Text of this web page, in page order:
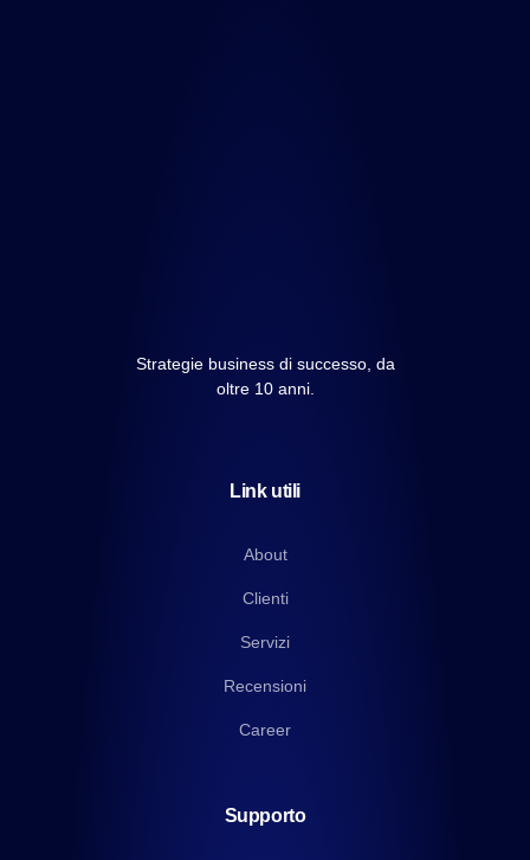
Strategie business di successo, da
oltre 10 anni.
Link utili
About
Clienti
Servizi
Recensioni
Career
Supporto